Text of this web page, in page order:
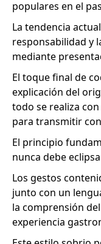
populares en el
La tendencia
responsabilidad y
mediante
El toque final de
explicación del
todo se realiza
para transmitir
El principio
nunca debe
Los gestos
junto con un
la comprensión
experiencia